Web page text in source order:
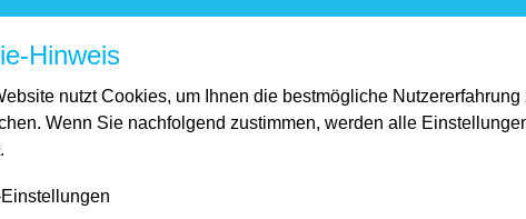
Chance für sozial gerechte
und klimapolitisch effektivste Entlastung
Deutschland appellierte heute an die
die Chance für eine gerechte
Kopf-Rückerstattung der Einnahmen aus der
Hinweis
nutzt Cookies, um Ihnen die bestmögliche Nutzererfahrung
Wenn Sie nachfolgend zustimmen, werden alle